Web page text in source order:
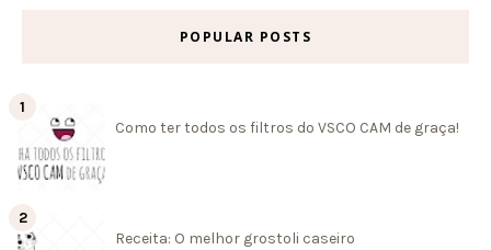
POPULAR POSTS
Como ter todos os filtros do VSCO CAM de graça!
Receita: O melhor grostoli caseiro